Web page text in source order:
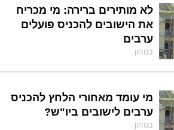
לא מותירים ברירה: מי מכריח
את הישובים להכניס פועלים
ערבים
בטחון
מי עומד מאחורי הלחץ להכניס
ערבים לישובים ביו"ש?
בטחון